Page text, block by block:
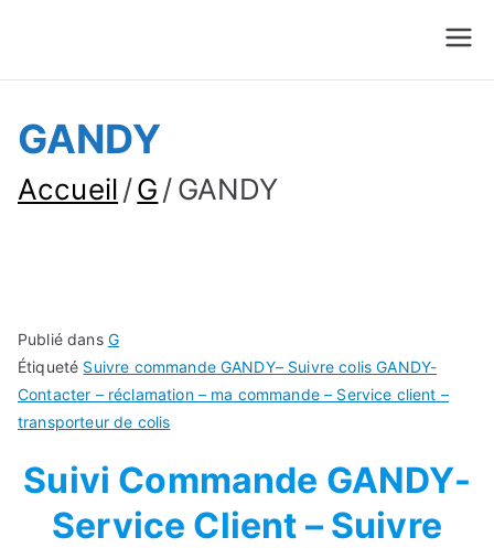
Suivre Colis - Suivre
Commande
GANDY
Accueil G GANDY
Publié dans G
Étiqueté Suivre commande GANDY– Suivre colis GANDY-
Contacter – réclamation – ma commande – Service client –
transporteur de colis
Suivi Commande GANDY-
Service Client – Suivre